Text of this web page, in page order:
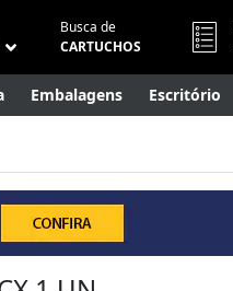
Busca de
CARTUCHOS
Embalagens Escritório